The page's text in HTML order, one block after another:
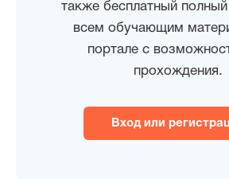
также бесплатный
всем обучающим
портале с
прохождения.
Вход или